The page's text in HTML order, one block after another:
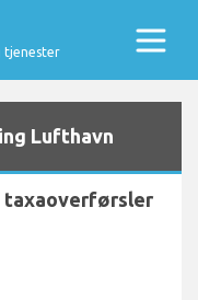
tjenester
Lufthavn